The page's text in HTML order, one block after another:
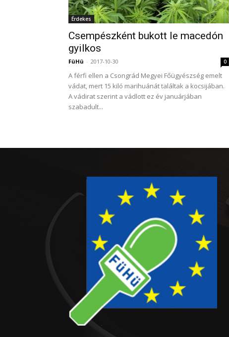
Érdekes
Csempészként bukott le macedón
gyilkos
FüHü - 2017-10-30 0
A férfi ellen a Csongrád Megyei Főügyészség emelt
vádat, mert 15 kiló marihuánát találtak a kocsijában.
A vádirat szerint a vádlott ez év januárjában
szabadult...